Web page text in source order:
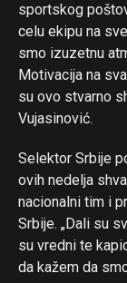
sportskog
celu ekipu na
smo izuzetnu
Motivacija na
su ovo stvarno
Vujasinović.
Selektor Srbije
ovih nedelja
nacionalni tim i
Srbije. „Dali su
su vredni te
da kažem da